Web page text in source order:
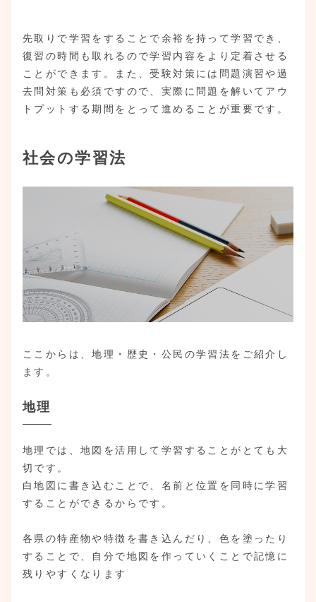
先取りで学習をすることで余裕を持って学習でき、
復習の時間も取れるので学習内容をより定着させる
ことができます。また、受験対策には問題演習や過
去問対策も必須ですので、実際に問題を解いてアウ
トプットする期間をとって進めることが重要です。
社会の学習法
ここからは、地理・歴史・公民の学習法をご紹介し
ます。
地理
地理では、地図を活用して学習することがとても大
切です。
白地図に書き込むことで、名前と位置を同時に学習
することができるからです。
各県の特産物や特徴を書き込んだり、色を塗ったり
することで、自分で地図を作っていくことで記憶に
残りやすくなります